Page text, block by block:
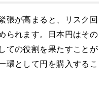
張が高まると、リスク回
られます。日本円はその
ての役割を果たすことが
環として円を購入するこ